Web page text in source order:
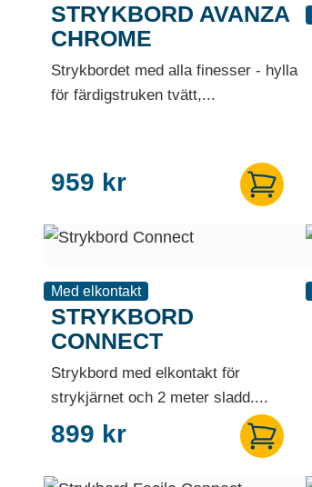
STRYKBORD AVANZA
CHROME
Strykbordet med alla finesser - hylla
för färdigstruken tvätt,...
959 kr
Med elkontakt
STRYKBORD
CONNECT
Strykbord med elkontakt för
strykjärnet och 2 meter sladd....
899 kr